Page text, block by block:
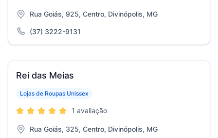
Rua Goiás, 925, Centro, Divinópolis, MG
(37) 3222-9131
Rei das Meias
Lojas de Roupas Unissex
1 avaliação
Rua Goiás, 325, Centro, Divinópolis, MG